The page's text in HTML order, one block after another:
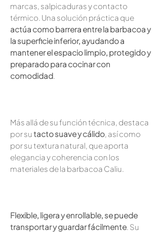
marcas, salpicaduras y contacto
térmico. Una solución práctica que
actúa como barrera entre la barbacoa y
la superficie inferior, ayudando a
mantener el espacio limpio, protegido y
preparado para cocinar con
comodidad.
Más allá de su función técnica, destaca
por sutacto suave y cálido, así como
por su textura natural, que aporta
elegancia y coherencia con los
materiales de la barbacoa Caliu.
Flexible, ligera y enrollable, se puede
transportar y guardar fácilmente. Su